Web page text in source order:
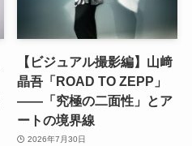
【ビジュアル撮影編】山﨑
晶吾「ROAD TO ZEPP」
――「究極の二面性」とア
ートの境界線
2026年7月30日